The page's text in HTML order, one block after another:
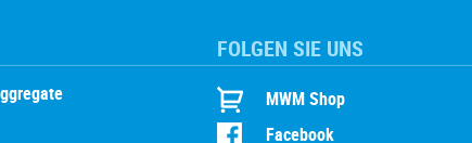
FOLGEN SIE UNS
MWM Shop
Facebook